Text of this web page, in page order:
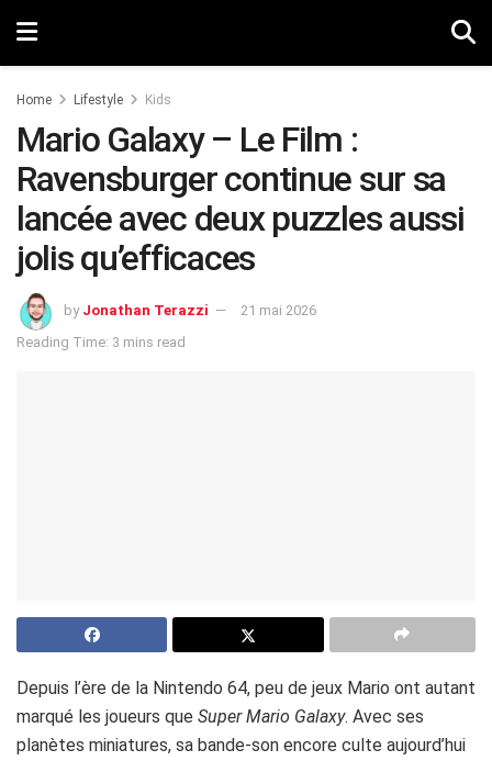
Home Lifestyle Kids
Mario Galaxy – Le Film :
Ravensburger continue sur sa
lancée avec deux puzzles aussi
jolis qu’efficaces
by Jonathan Terazzi
21 mai 2026
Reading Time: 3 mins read
Depuis l’ère de la Nintendo 64, peu de jeux Mario ont autant
marqué les joueurs que Super Mario Galaxy. Avec ses
planètes miniatures, sa bande-son encore culte aujourd’hui